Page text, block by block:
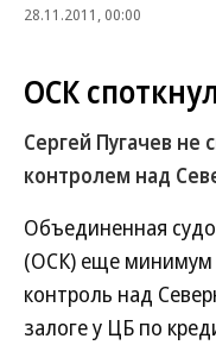
28.11.2011, 00:00
ОСК
Сергей Пугачев не
контролем над
Объединенная
(ОСК) еще минимум
контроль над
залоге у ЦБ по